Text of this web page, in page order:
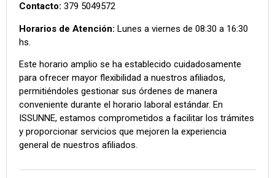
Contacto: 379 5049572
Horarios de Atención: Lunes a viernes de 08:30 a 16:30
hs.
Este horario amplio se ha establecido cuidadosamente
para ofrecer mayor flexibilidad a nuestros afiliados,
permitiéndoles gestionar sus órdenes de manera
conveniente durante el horario laboral estándar. En
ISSUNNE, estamos comprometidos a facilitar los trámites
y proporcionar servicios que mejoren la experiencia
general de nuestros afiliados.